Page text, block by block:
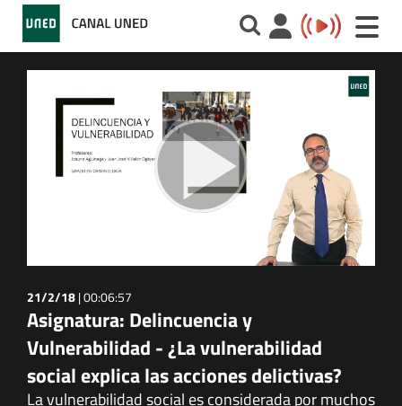
Toggle
21/2/18|00:06:57
Asignatura: Delincuencia y
Vulnerabilidad - ¿La vulnerabilidad
social explica las acciones delictivas?
La vulnerabilidad social es considerada por muchos